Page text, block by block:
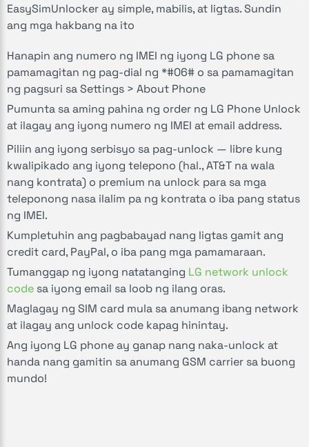
EasySimUnlocker ay simple, mabilis, at ligtas. Sundin
ang mga hakbang na ito
Hanapin ang numero ng IMEI ng iyong LG phone sa
pamamagitan ng pag-dial ng *#06# o sa pamamagitan
ng pagsuri sa Settings > About Phone
Pumunta sa aming pahina ng order ng LG Phone Unlock
at ilagay ang iyong numero ng IMEI at email address.
Piliin ang iyong serbisyo sa pag-unlock — libre kung
kwalipikado ang iyong telepono (hal., AT&T na wala
nang kontrata) o premium na unlock para sa mga
teleponong nasa ilalim pa ng kontrata o iba pang status
ng IMEI.
Kumpletuhin ang pagbabayad nang ligtas gamit ang
credit card, PayPal, o iba pang mga pamamaraan.
Tumanggap ng iyong natatanging LG network unlock
code sa iyong email sa loob ng ilang oras.
Maglagay ng SIM card mula sa anumang ibang network
at ilagay ang unlock code kapag hinintay.
Ang iyong LG phone ay ganap nang naka-unlock at
handa nang gamitin sa anumang GSM carrier sa buong
mundo!